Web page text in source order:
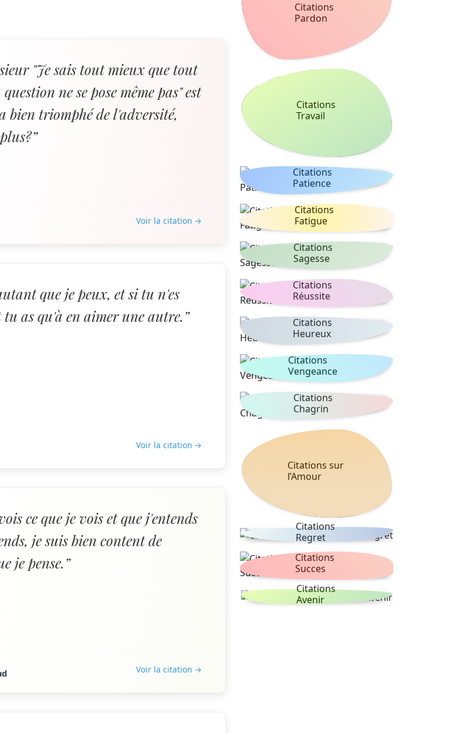
"Je sais tout mieux que tout
ne se pose même pas" est
bien triomphé de l'adversité,
Voir la citation →
que je peux, et si tu n'es
tu as qu'à en aimer une autre.”
Voir la citation →
ce que je vois et que j'entends
je suis bien content de
je pense.”
Voir la citation →
Citations
Pardon
Citations
Travail
Citations
Patience
Citations
Fatigue
Citations
Sagesse
Citations
Réussite
Citations
Heureux
Citations
Vengeance
Citations
Chagrin
Citations sur
l’Amour
Citations
Regret
Citations
Succes
Citations
Avenir